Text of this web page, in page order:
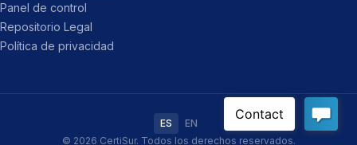
Panel de control
Repositorio Legal
Política de privacidad
ES
EN
© 2026 CertiSur. Todos los derechos reservados.